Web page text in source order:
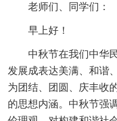
老师们、同学们：
早上好！
中秋节在我们中华
发展成表达美满、和谐
为团结、团圆、庆丰收
的思想内涵。中秋节强